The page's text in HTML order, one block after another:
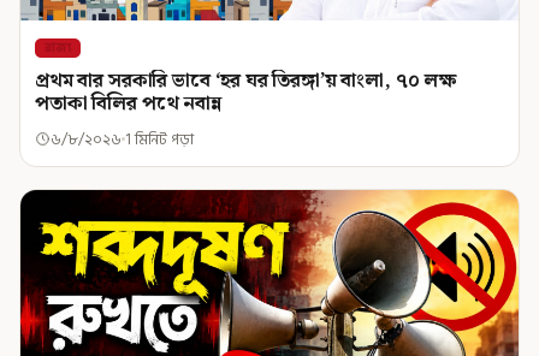
রাজ্য
প্রথম বার সরকারি ভাবে ‘হর ঘর তিরঙ্গা’য় বাংলা, ৭০ লক্ষ
পতাকা বিলির পথে নবান্ন
৬/৮/২০২৬ 1 মিনিট পড়া